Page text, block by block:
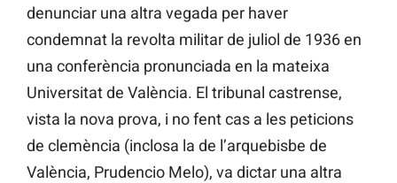
denunciar una altra vegada per haver
condemnat la revolta militar de juliol de 1936 en
una conferència pronunciada en la mateixa
Universitat de València. El tribunal castrense,
vista la nova prova, i no fent cas a les peticions
de clemència (inclosa la de l’arquebisbe de
València, Prudencio Melo), va dictar una altra